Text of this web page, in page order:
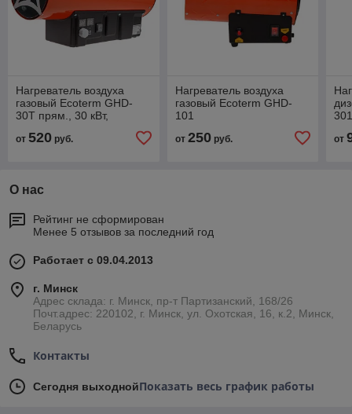
Нагреватель воздуха
газовый Ecoterm GHD-
30T прям., 30 кВт,
(30кВт, 650 м3/ч)
от 520 руб.
Нагреватель воздуха
газовый Ecoterm GHD-
101
от 250руб. от
О нас
Рейтинг не сформирован
Менее 5 отзывов за последний год
Работает с 09.04.2013
г. Минск
Адрес склада: г. Минск, пр-т Партизанский, 168/26
Почт.адрес: 220102, г. Минск, ул. Охотская, 16, к.2, Минск,
Беларусь
Контакты
Сегодня выходнойПоказать весь график работы